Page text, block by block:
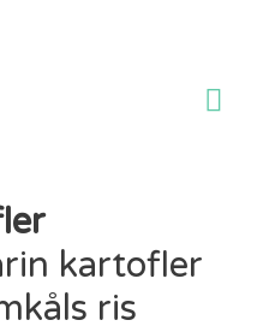
kartofler
ris